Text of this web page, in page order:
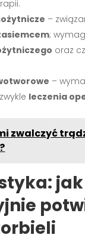
–
;
oraz
–
leczenia
zwalczyć
jak